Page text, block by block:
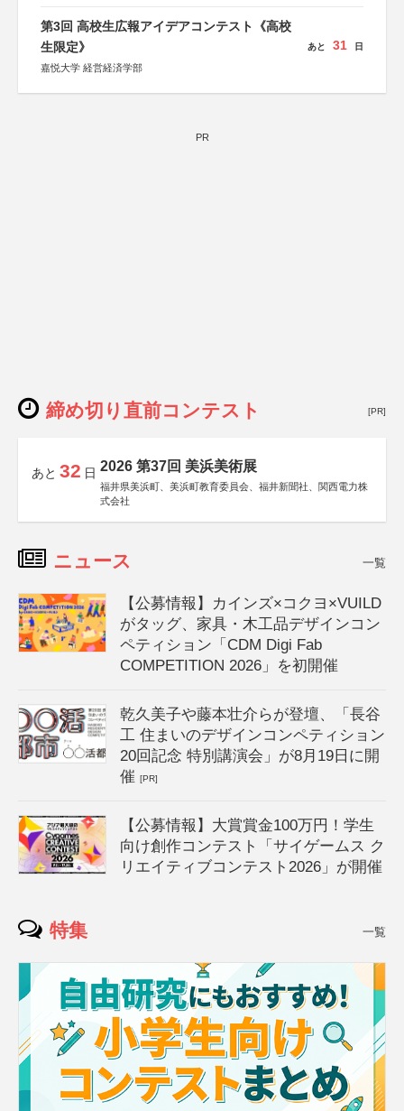
第3回 高校生広報アイデアコンテスト《高校
生限定》
嘉悦大学 経営経済学部
あと 31 日
PR
締め切り直前コンテスト [PR]
あと 32 日 2026 第37回 美浜美術展
福井県美浜町、美浜町教育委員会、福井新聞社、関西電力株
式会社
ニュース 一覧
【公募情報】カインズ×コクヨ×VUILD
がタッグ、家具・木工品デザインコン
ペティション「CDM Digi Fab
COMPETITION 2026」を初開催
乾久美子や藤本壮介らが登壇、「長谷
工 住まいのデザインコンペティション
20回記念 特別講演会」が8月19日に開
催[PR]
【公募情報】大賞賞金100万円！学生
向け創作コンテスト「サイゲームス ク
リエイティブコンテスト2026」が開催
特集 一覧